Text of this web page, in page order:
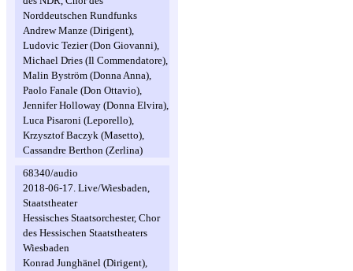
Norddeutschen Rundfunks
Andrew Manze (Dirigent),
Ludovic Tezier (Don Giovanni),
Michael Dries (Il Commendatore),
Malin Byström (Donna Anna),
Paolo Fanale (Don Ottavio),
Jennifer Holloway (Donna Elvira),
Luca Pisaroni (Leporello),
Krzysztof Baczyk (Masetto),
Cassandre Berthon (Zerlina)
68340/audio
2018-06-17. Live/Wiesbaden,
Staatstheater
Hessisches Staatsorchester, Chor
des Hessischen Staatstheaters
Wiesbaden
Konrad Junghänel (Dirigent),